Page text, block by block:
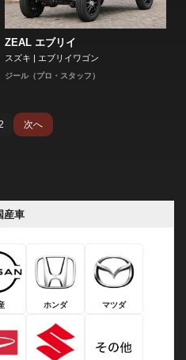
ZEAL エブリイ
スズキ | エブリイワゴン
ジール（プロ・スタッフ）
次へ
産車
ホンダ マツダ